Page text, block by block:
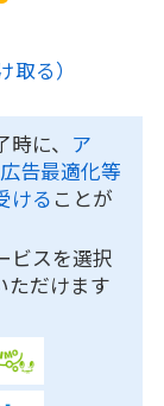
る）
に、 ア
告最適化等
ける ことが
ビスを選択
ただけます